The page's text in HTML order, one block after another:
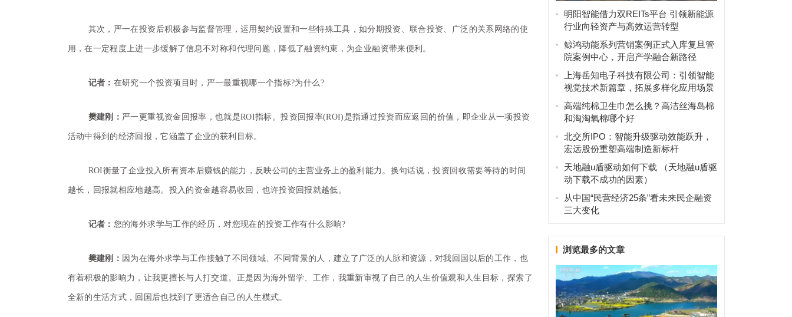
其次，严一在投资后积极参与监督管理，运用契约设置和一些特殊工具，如分期投资、联合投资、广泛的关系网络的使
用，在一定程度上进一步缓解了信息不对称和代理问题，降低了融资约束，为企业融资带来便利。
记者： 在研究一个投资项目时，严一最重视哪一个指标?为什么?
樊建刚： 严一更重视资金回报率，也就是ROI指标。投资回报率(ROI)是指通过投资而应返回的价值，即企业从一项投资
活动中得到的经济回报，它涵盖了企业的获利目标。
ROI衡量了企业投入所有资本后赚钱的能力，反映公司的主营业务上的盈利能力。换句话说，投资回收需要等待的时间
越长，回报就相应地越高。投入的资金越容易收回，也许投资回报就越低。
记者： 您的海外求学与工作的经历，对您现在的投资工作有什么影响?
樊建刚： 因为在海外求学与工作接触了不同领域、不同背景的人，建立了广泛的人脉和资源，对我回国以后的工作，也
有着积极的影响力，让我更擅长与人打交道。正是因为海外留学、工作，我重新审视了自己的人生价值观和人生目标，探索了
全新的生活方式，回国后也找到了更适合自己的人生模式。
代最紧迫的危机，是普通...
明阳智能借力双REITs平台 引领新能源
行业向轻资产与高效运营转型
鲸鸿动能系列营销案例正式入库复旦管
院案例中心，开启产学融合新路径
上海岳知电子科技有限公司：引领智能
视觉技术新篇章，拓展多样化应用场景
高端纯棉卫生巾怎么挑？高洁丝海岛棉
和淘淘氧棉哪个好
北交所IPO：智能升级驱动效能跃升，
宏远股份重塑高端制造新标杆
天地融u盾驱动如何下载 （天地融u盾驱
动下载不成功的因素）
从中国“民营经济25条”看未来民企融资
三大变化
浏览最多的文章